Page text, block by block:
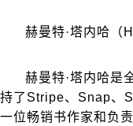
赫曼特·塔内哈（
赫曼特·塔内哈是
持了Stripe、Snap、
一位畅销书作家和负